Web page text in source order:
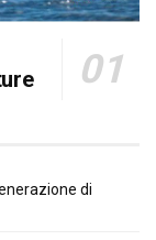
di